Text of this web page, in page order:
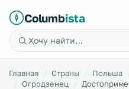
Columbista
Главная Страны Польша
Огродзенец